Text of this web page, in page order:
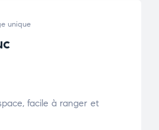
unique
facile à ranger et